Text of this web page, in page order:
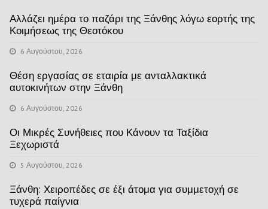
Αλλάζει ημέρα το παζάρι της Ξάνθης λόγω εορτής της
Κοιμήσεως της Θεοτόκου
6 Αυγούστου, 2026
Θέση εργασίας σε εταιρία με ανταλλακτικά
αυτοκινήτων στην Ξάνθη
6 Αυγούστου, 2026
Οι Μικρές Συνήθειες που Κάνουν τα Ταξίδια
Ξεχωριστά
5 Αυγούστου, 2026
Ξάνθη: Χειροπέδες σε έξι άτομα για συμμετοχή σε
τυχερά παίγνια